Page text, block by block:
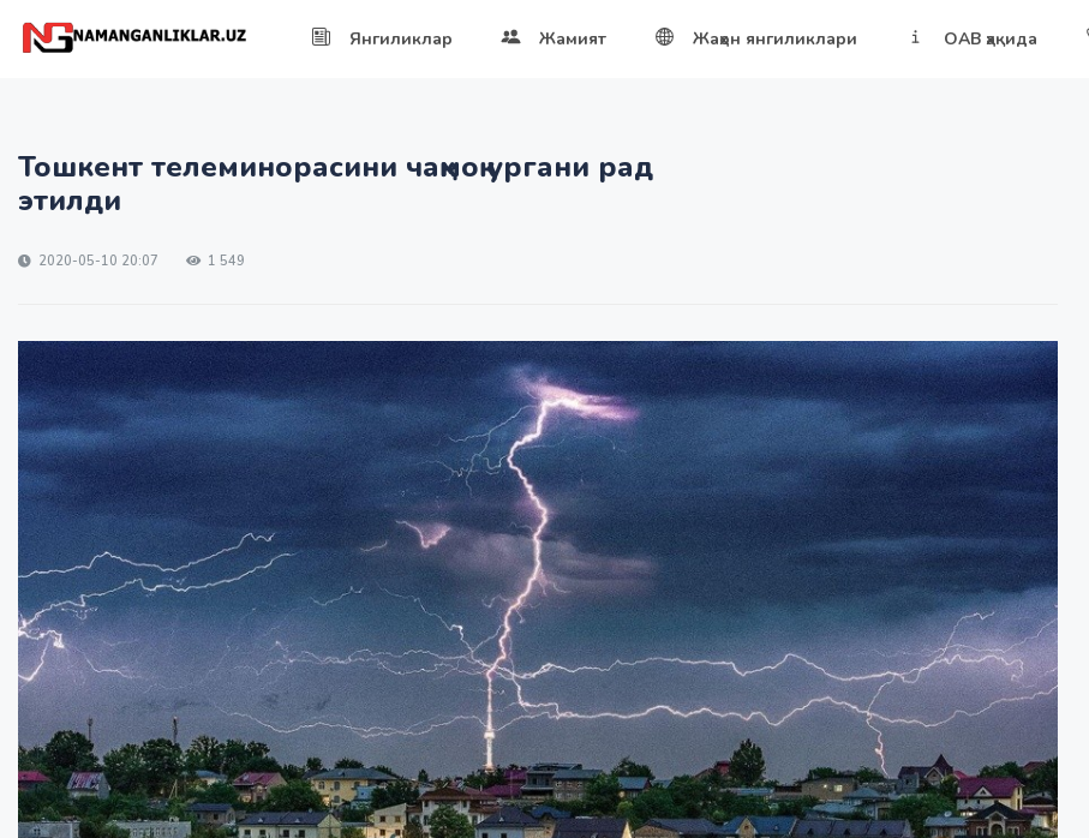
Янгиликлар Жамият Жаҳон янгиликлари ОАВ ҳақида
Тошкент телеминорасини чақмоқ ургани рад
этилди
2020-05-10 20:07 1 549